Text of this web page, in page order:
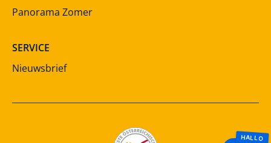
Panorama Zomer
SERVICE
Nieuwsbrief